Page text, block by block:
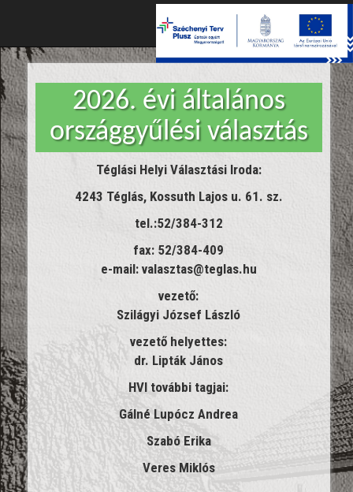
2026. évi általános
országgyűlési választás
Téglási Helyi Választási Iroda:
4243 Téglás, Kossuth Lajos u. 61. sz.
tel.:52/384-312
fax: 52/384-409
e-mail: valasztas@teglas.hu
vezető:
Szilágyi József László
vezető helyettes:
dr. Lipták János
HVI további tagjai:
Gálné Lupócz Andrea
Szabó Erika
Veres Miklós